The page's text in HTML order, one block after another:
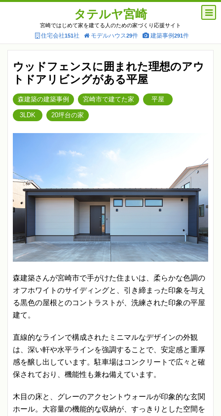
タテルヤ宮崎
宮崎ではじめて家を建てる人のための家づくり応援サイト
住宅会社151社 モデルハウス29件 建築事例291件
ウッドフェンスに囲まれた理想のアウ
トドアリビングがある平屋
森建築の建築事例 宮崎市で建てた家 平屋
3LDK 20坪台の家
森建築さんが宮崎市で手がけた住まいは、柔らかな色調の
オフホワイトのサイディングと、引き締まった印象を与え
る黒色の屋根とのコントラストが、洗練された印象の平屋
建て。
直線的なラインで構成されたミニマルなデザインの外観
は、深い軒や水平ラインを強調することで、安定感と重厚
感を醸し出しています。駐車場はコンクリートで広々と確
保されており、機能性も兼ね備えています。
木目の床と、グレーのアクセントウォールが印象的な玄関
ホール。大容量の機能的な収納が、すっきりとした空間を